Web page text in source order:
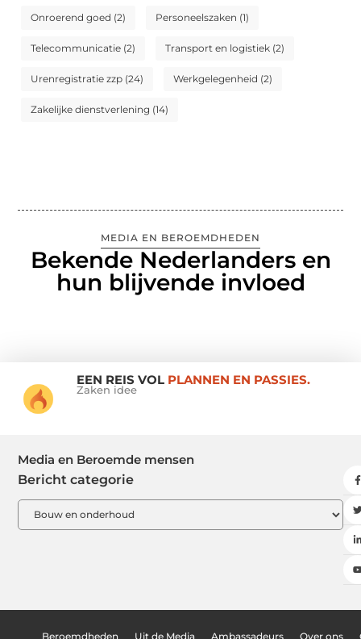
Onroerend goed (2) Personeelszaken (1)
Telecommunicatie (2) Transport en logistiek (2)
Urenregistratie zzp (24) Werkgelegenheid (2)
Zakelijke dienstverlening (14)
MEDIA EN BEROEMDHEDEN
Bekende Nederlanders en
hun blijvende invloed
EEN REIS VOL PLANNEN EN PASSIES.
Zaken idee
Media en Beroemde mensen
Bericht categorie
Beroemdheden Uit de Media Ambassadeurs Over ons